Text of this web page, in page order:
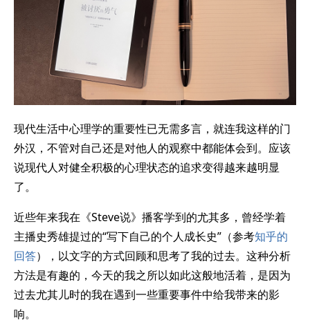
现代生活中心理学的重要性已无需多言，就连我这样的门
外汉，不管对自己还是对他人的观察中都能体会到。应该
说现代人对健全积极的心理状态的追求变得越来越明显
了。
近些年来我在《Steve说》播客学到的尤其多，曾经学着
主播史秀雄提过的“写下自己的个人成长史”（参考知乎的
回答），以文字的方式回顾和思考了我的过去。这种分析
方法是有趣的，今天的我之所以如此这般地活着，是因为
过去尤其儿时的我在遇到一些重要事件中给我带来的影
响。